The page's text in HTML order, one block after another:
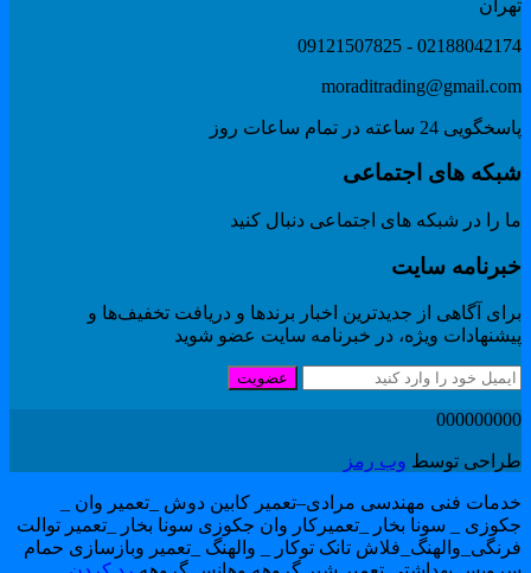
02188042174 -
24 ساعته در تمام ساعات روز
های اجتماعی
را در شبکه های اجتماعی دنبال کنید
سایت
آگاهی از جدیدترین اخبار برندها و دریافت تخفیف‌ها و
ویژه، در خبرنامه سایت عضو شوید
عضویت
توسطوب رمز
فنی مهندسی مرادی–تعمیر کابین دوش _تعمیر وان _
_ سونا بخار _تعمیرکار وان جکوزی سونا بخار _تعمیر توالت
تانک توکار _ والهنگ _تعمیر وبازسازی حمام